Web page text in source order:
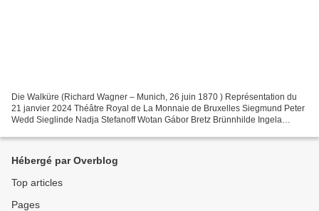
Die Walküre (Richard Wagner – Munich, 26 juin 1870 ) Représentation du
21 janvier 2024 Théâtre Royal de La Monnaie de Bruxelles Siegmund Peter
Wedd Sieglinde Nadja Stefanoff Wotan Gábor Bretz Brünnhilde Ingela
Hébergé par Overblog
Top articles
Pages